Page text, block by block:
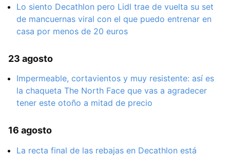
Lo siento Decathlon pero Lidl trae de vuelta su set
de mancuernas viral con el que puedo entrenar en
casa por menos de 20 euros
23 agosto
Impermeable, cortavientos y muy resistente: así es
la chaqueta The North Face que vas a agradecer
tener este otoño a mitad de precio
16 agosto
La recta final de las rebajas en Decathlon está